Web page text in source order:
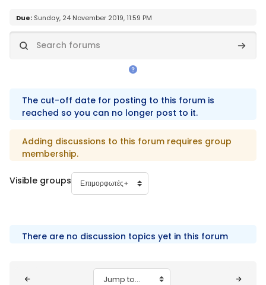
Blocks
Completion requirements
Due: Sunday, 24 November 2019, 11:59 PM
Search forums
The cut-off date for posting to this forum is
reached so you can no longer post to it.
Adding discussions to this forum requires group
membership.
Visible groups
There are no discussion topics yet in this forum
Jump to...